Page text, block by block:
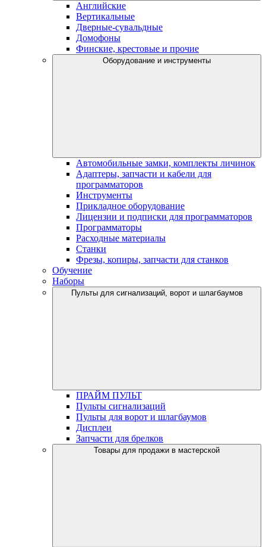
Английские
Вертикальные
Дверные-сувальдные
Домофоны
Финские, крестовые и прочие
Оборудование и инструменты
Автомобильные замки, комплекты личинок
Адаптеры, запчасти и кабели для
программаторов
Инструменты
Прикладное оборудование
Лицензии и подписки для программаторов
Программаторы
Расходные материалы
Станки
Фрезы, копиры, запчасти для станков
Обучение
Наборы
Пульты для сигнализаций, ворот и шлагбаумов
ПРАЙМ ПУЛЬТ
Пульты сигнализаций
Пульты для ворот и шлагбаумов
Дисплеи
Запчасти для брелков
Товары для продажи в мастерской